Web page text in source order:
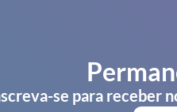
se para receber